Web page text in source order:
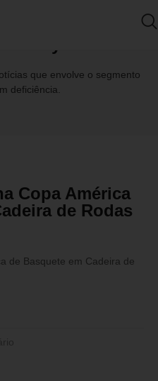
que envolve o segmento
deficiência.
Copa América
de Rodas
de Basquete em Cadeira de